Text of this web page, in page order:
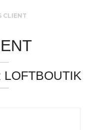
CLIENT
LOFTBOUTIK